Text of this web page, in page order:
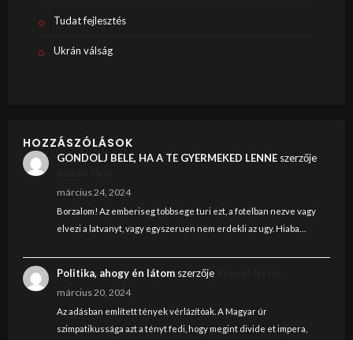
Tudat fejlesztés
Ukrán válság
HOZZÁSZÓLÁSOK
GONDOLJ BELE, HA A TE GYERMEKED LENNEszerzője
március 24, 2024
Borzalom! Az emberiseg tobbsege turi ezt, a fotelban nezve vagy
elvezi a latvanyt, vagy egyszeruen nem erdekli az ugy. Hiaba…
Politika, ahogy én látomszerzője
március 20, 2024
Az adásban említett tények vérlázítóak. A Magyar úr
szimpatikussága azt a tényt fedi, hogy megint divide et impera,